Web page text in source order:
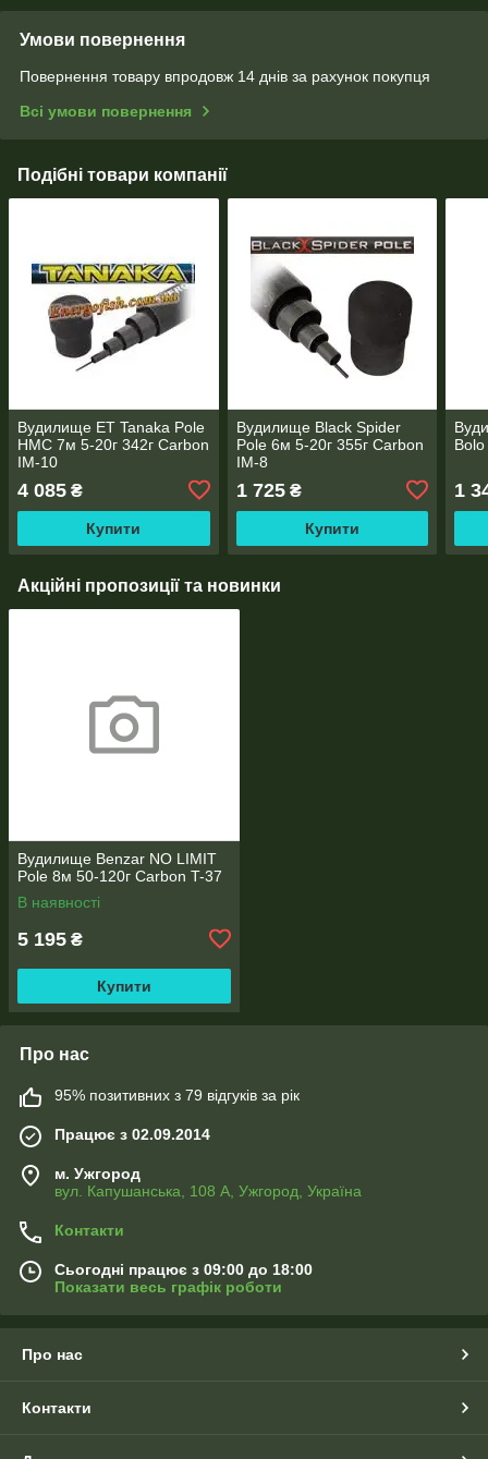
Умови повернення
Повернення товару впродовж 14 днів за рахунок покупця
Всі умови повернення
Подібні товари компанії
Вудилище ET Tanaka Pole
HMC 7м 5-20г 342г Carbon
IM-10
4 085 ₴
Купити
Вудилище Black Spider
Pole 6м 5-20г 355г Carbon
IM-8
1 725₴
Купити
1
Акційні пропозиції та новинки
Вудилище Benzar NO LIMIT
Pole 8м 50-120г Carbon T-37
В наявності
5 195 ₴
Купити
Про нас
95% позитивних з 79 відгуків за рік
Працює з 02.09.2014
м. Ужгород
вул. Капушанська, 108 А, Ужгород, Україна
Контакти
Сьогодні працює з 09:00 до 18:00
Показати весь графік роботи
Про нас
Контакти